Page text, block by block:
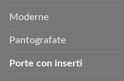
Moderne
Pantografate
Porte con inserti